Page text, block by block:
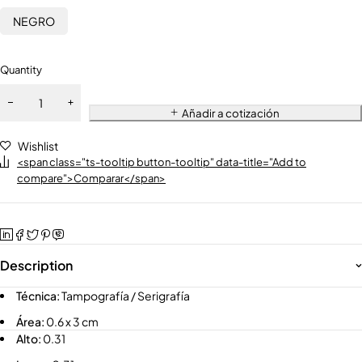
NEGRO
Quantity
Añadir a cotización
Wishlist
<span class="ts-tooltip button-tooltip" data-title="Add to
compare">Comparar</span>
Description
Técnica:Tampografía / Serigrafía
Área: 0.6 x 3 cm
Alto: 0.31